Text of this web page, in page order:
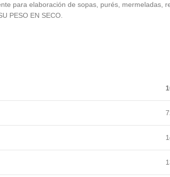
para elaboración de sopas, purés, mermeladas,
PESO EN SECO.